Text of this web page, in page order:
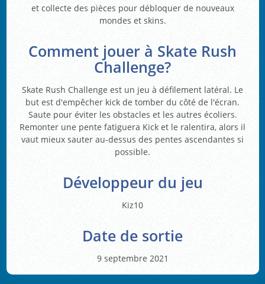
et collecte des pièces pour débloquer de nouveaux
mondes et skins.
Comment jouer à Skate Rush
Challenge?
Skate Rush Challenge est un jeu à défilement latéral. Le
but est d'empêcher kick de tomber du côté de l'écran.
Saute pour éviter les obstacles et les autres écoliers.
Remonter une pente fatiguera Kick et le ralentira, alors il
vaut mieux sauter au-dessus des pentes ascendantes si
possible.
Développeur du jeu
Kiz10
Date de sortie
9 septembre 2021